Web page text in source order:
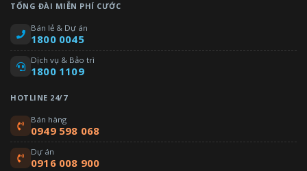
TỔNG ĐÀI MIỄN PHÍ CƯỚC
Bán lẻ & Dự án
1800 0045
Dịch vụ & Bảo trì
1800 1109
HOTLINE 24/7
Bán hàng
0949 598 068
Dự án
0916 008 900